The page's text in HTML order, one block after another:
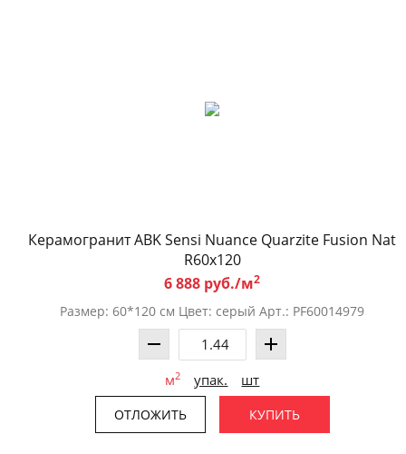
Керамогранит ABK Sensi Nuance Quarzite Fusion Nat
R60x120
6 888 руб./м2
Размер: 60*120 см Цвет: серый Арт.: PF60014979
м2 упак. шт
ОТЛОЖИТЬ КУПИТЬ